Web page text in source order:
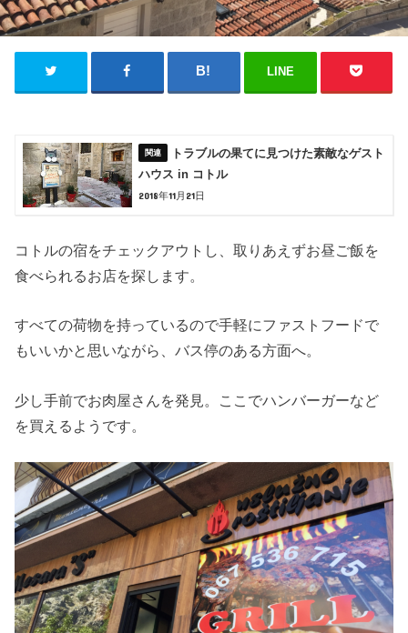
LINE
トラブルの果てに見つけた素敵なゲスト
ハウス in コトル
2018年11月21日
コトルの宿をチェックアウトし、取りあえずお昼ご飯を
食べられるお店を探します。
すべての荷物を持っているので手軽にファストフードで
もいいかと思いながら、バス停のある方面へ。
少し手前でお肉屋さんを発見。ここでハンバーガーなど
を買えるようです。